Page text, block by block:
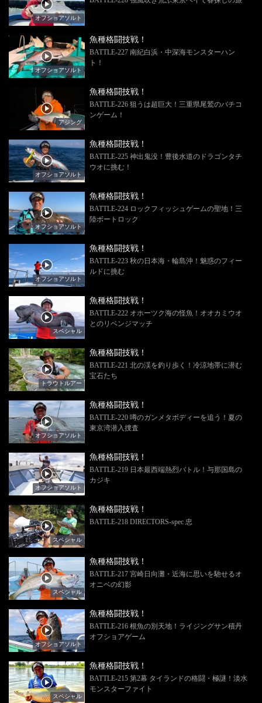
オフショアソルト
オフショアソルト
魚種格闘技戦！
BATTLE-227 南紀白浜・中深海モンスターハン
ト！
アジング
魚種格闘技戦！
BATTLE-226 狙うは超巨大！三重県尾鷲のバチコ
ンゲーム！
オフショアソルト
魚種格闘技戦！
BATTLE-225 神出鬼没！豊後水道のドラゴンタチ
ウオに挑む！
オフショアソルト
魚種格闘技戦！
BATTLE-224 ロックフィッシュゲームの聖地！三
陸ボートロック
オフショアソルト
魚種格闘技戦！
BATTLE-223 秋の日本海・輪島沖！魅惑のフィー
ルドに挑む
スペシャル
魚種格闘技戦！
BATTLE-222 オホーツク海の怪魚！オオカミウオ
とのリベンジマッチ
トラウトルアー
魚種格闘技戦！
BATTLE-221 北の渓を釣り歩く！冷涼地帯に潜む
宝石たち
オフショアソルト
魚種格闘技戦！
BATTLE-220 噂のガンメタボディーを追う！夏の
東京湾潜入捜査
オフショアソルト
魚種格闘技戦！
BATTLE-219 日本最西端熱烈バトル！与那国島の
カジキ
スペシャル
魚種格闘技戦！
BATTLE-218 DIRECTORS‐spec 忠
スペシャル
魚種格闘技戦！
BATTLE-217 宮崎日向灘・近海に思いを馳せるオ
オニベの幻影
オフショアソルト
魚種格闘技戦！
BATTLE-216 根魚の別天地！ライジングサン積丹
オフショアゲーム
スペシャル
魚種格闘技戦！
BATTLE-215 第2幕 タイランドの格闘・極謎！淡水
モンスターファイト